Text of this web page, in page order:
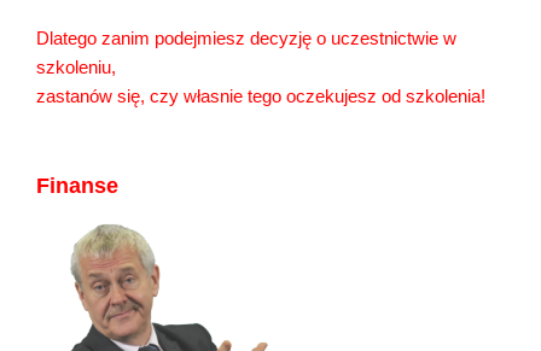
Dlatego zanim podejmiesz decyzję o uczestnictwie w
szkoleniu,
zastanów się, czy własnie tego oczekujesz od szkolenia!
Finanse